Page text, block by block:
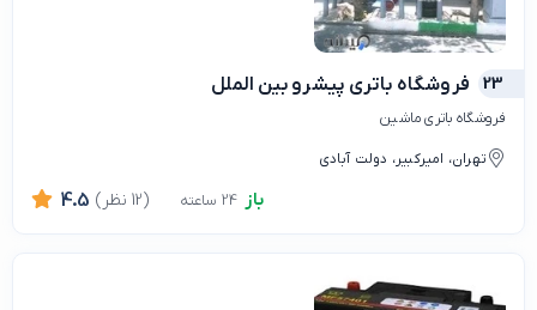
23 فروشگاه باتری پیشرو بین الملل
فروشگاه باتری ماشین
تهران، امیرکبیر، دولت آبادی
باز 4.5 (12 نظر)